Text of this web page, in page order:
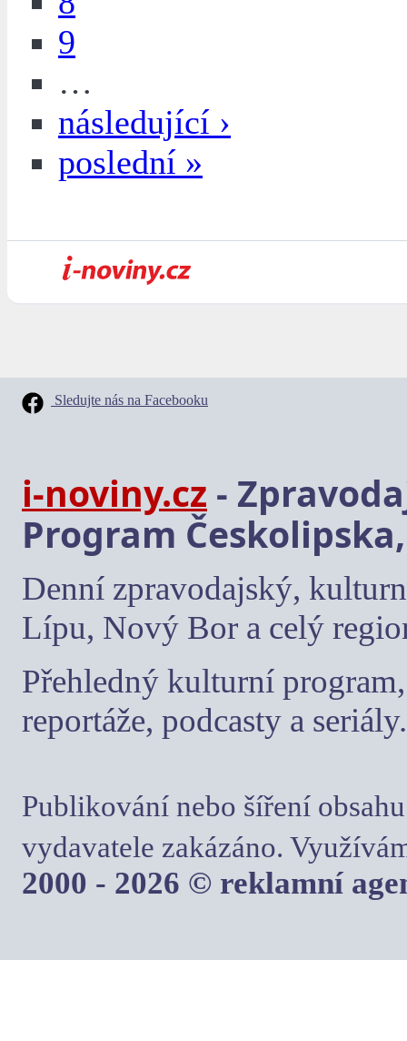
9
…
následující ›
poslední »
Sledujte nás na Facebooku
i-noviny.cz -
Program
Denní zpravodajský,
Lípu, Nový Bor a celý
Přehledný kulturní
reportáže, podcasty a seriály.
Publikování nebo šíření
vydavatele zakázáno.
2000 - 2026 © reklamní